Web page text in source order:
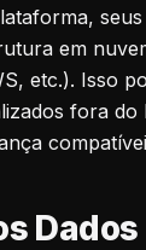
em
etc.). Isso
fora
Dados